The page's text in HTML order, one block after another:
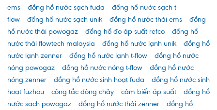
ems
đồng hồ nước sạch fuda
đồng hồ nước sạch t-
flow
đồng hồ nước sạch unik đồng hồ nước thải ems
đồng
hồ nước thải powogaz
đồng hồ đo áp suất refco
đồng hồ
nước thải flowtech malaysia
đồng hồ nước lạnh unik
đồng hồ
nước lạnh zenner
đồng hồ nước lạnh t-flow
đồng hồ nước
nóng powogaz
đồng hồ nước nóng t-flow
đồng hồ nước
nóng zenner
đồng hồ nước sinh hoạt fuda
đồng hồ nước sinh
hoạt fuzhou
công tắc dòng chảy cảm biến áp suất
đồng hồ
nước sạch powogaz
đồng hồ nước thải zenner
đồng hồ